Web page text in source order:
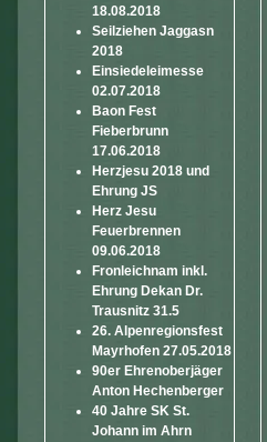
18.08.2018
Seilziehen Jaggasn
2018
Einsiedeleimesse
02.07.2018
Baon Fest
Fieberbrunn
17.06.2018
Herzjesu 2018 und
Ehrung JS
Herz Jesu
Feuerbrennen
09.06.2018
Fronleichnam inkl.
Ehrung Dekan Dr.
Trausnitz 31.5
26. Alpenregionsfest
Mayrhofen 27.05.2018
90er Ehrenoberjäger
Anton Hechenberger
40 Jahre SK St.
Johann im Ahrn